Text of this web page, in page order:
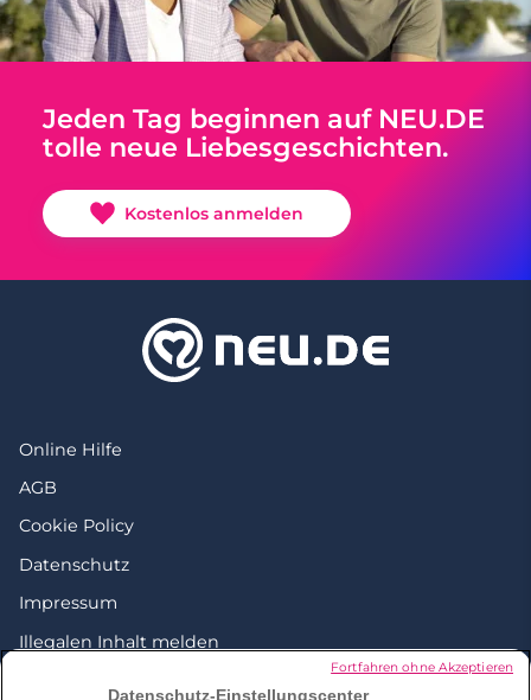
Jeden Tag beginnen auf NEU.DE
tolle neue Liebesgeschichten.
Kostenlos anmelden
Online Hilfe
AGB
Cookie Policy
Datenschutz
Impressum
Illegalen Inhalt melden
Datenschutz-Einstellungscenter
Fortfahren ohne Akzeptieren